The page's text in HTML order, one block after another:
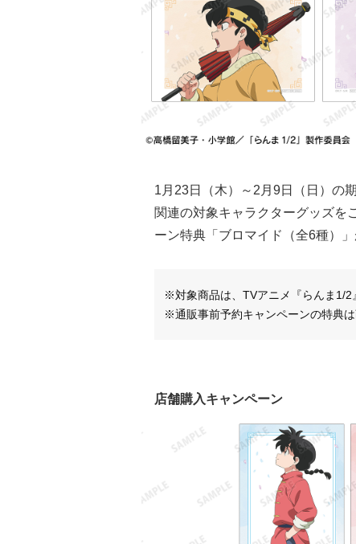
1月23日（木）～2月9日（日）の
関連の対象キャラクターグッズを
ーン特典「ブロマイド（全6種）
※対象商品は、TVアニメ『らんま1/2
※通販事前予約キャンペーンの特典は
店舗購入キャンペーン